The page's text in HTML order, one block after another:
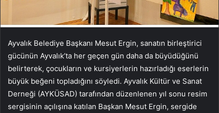
Ayvalık Belediye Başkanı Mesut Ergin, sanatın birleştirici
gücünün Ayvalık’ta her geçen gün daha da büyüdüğünü
belirterek, çocukların ve kursiyerlerin hazırladığı eserlerin
büyük beğeni topladığını söyledi. Ayvalık Kültür ve Sanat
Derneği (AYKÜSAD) tarafından düzenlenen yıl sonu resim
sergisinin açılışına katılan Başkan Mesut Ergin, sergide